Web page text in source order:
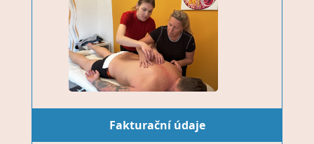
Fakturační údaje